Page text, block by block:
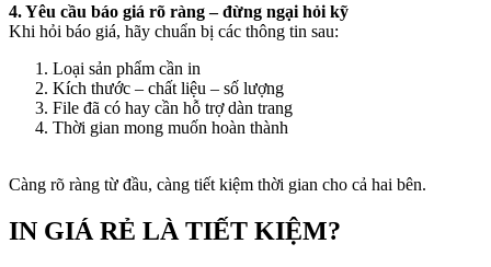
4. Yêu cầu báo giá rõ ràng – đừng ngại hỏi kỹ
Khi hỏi báo giá, hãy chuẩn bị các thông tin sau:
Loại sản phẩm cần in
Kích thước – chất liệu – số lượng
File đã có hay cần hỗ trợ dàn trang
Thời gian mong muốn hoàn thành
Càng rõ ràng từ đầu, càng tiết kiệm thời gian cho cả hai bên.
IN GIÁ RẺ LÀ TIẾT KIỆM?